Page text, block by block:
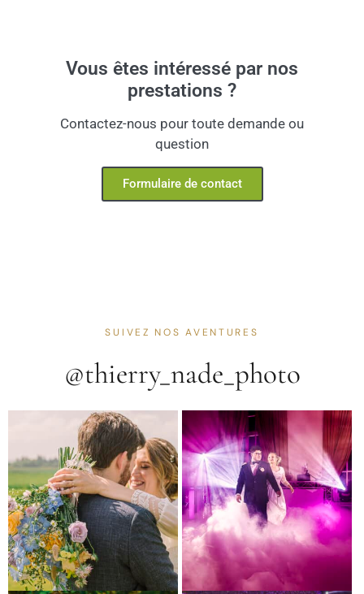
Vous êtes intéressé par nos
prestations ?
Contactez-nous pour toute demande ou
question
Formulaire de contact
SUIVEZ NOS AVENTURES
@thierry_nade_photo